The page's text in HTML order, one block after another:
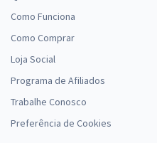
Como Funciona
Como Comprar
Loja Social
Programa de Afiliados
Trabalhe Conosco
Preferência de Cookies